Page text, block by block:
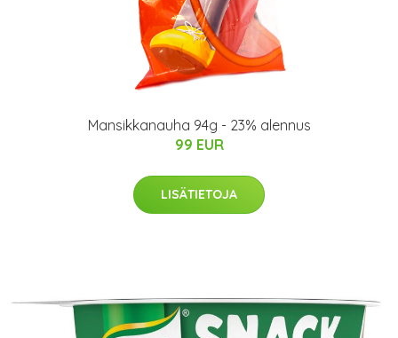
Mansikkanauha 94g - 23% alennus
99 EUR
LISÄTIETOJA